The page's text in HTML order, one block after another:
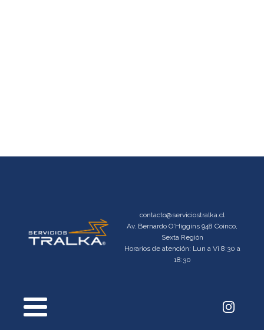
contacto@serviciostralka.cl
Av. Bernardo O'Higgins 948 Coinco,
Sexta Región
Horarios de atención: Lun a Vi 8:30 a
18:30